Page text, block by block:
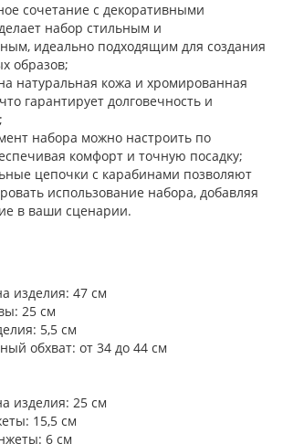
сочетание с декоративными
набор стильным и
идеально подходящим для создания
образов;
натуральная кожа и хромированная
гарантирует долговечность и
набора можно настроить по
комфорт и точную посадку;
цепочки с карабинами позволяют
использование набора, добавляя
в ваши сценарии.
изделия: 47 см
25 см
5,5 см
обхват: от 34 до 44 см
изделия: 25 см
15,5 см
6 см